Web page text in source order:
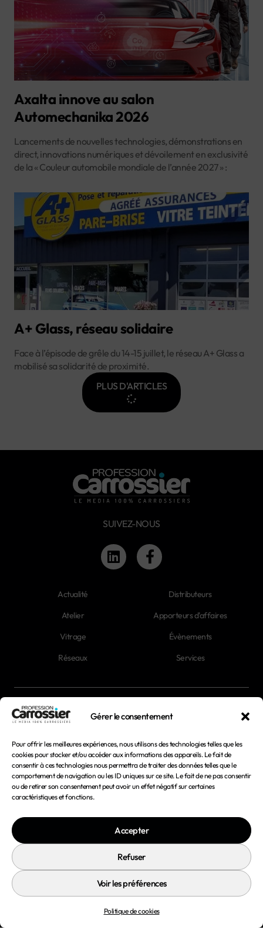
Gérer le consentement
Pour offrir les meilleures expériences, nous utilisons des technologies telles que les
cookies pour stocker et/ou accéder aux informations des appareils. Le fait de
consentir à ces technologies nous permettra de traiter des données telles que le
comportement de navigation ou les ID uniques sur ce site. Le fait de ne pas consentir
ou de retirer son consentement peut avoir un effet négatif sur certaines
caractéristiques et fonctions.
Accepter
Refuser
Voir les préférences
Politique de cookies
Axalta innove au salon
Automechanika 2026
Lancements de nouvelles technologies, démonstrations en
direct, innovations numériques et dévoilement en exclusivité
de la « Couleur automobile mondiale de l’année 2027 » :
A+ Glass, réseau solidaire
Face à l’épisode de grêle du 14-15 juillet, le réseau A+ Glass a
mobilisé sa solidarité de proximité.
PLUS D'ARTICLES
SUIVEZ-NOUS
Actualité
Atelier
Vitrage
Réseaux
Distributeurs
Apporteurs d'affaires
Évènements
Services
Mentions légales
Conditions générales d'utilisation
Politique de confidentialité
Politique de cookies
© 2026 Profession Carrossier - Tous droits réservés